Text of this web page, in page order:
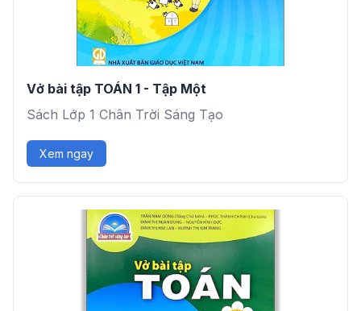
Vở bài tập TOÁN 1 - Tập Một
Sách Lớp 1 Chân Trời Sáng Tạo
Xem ngay